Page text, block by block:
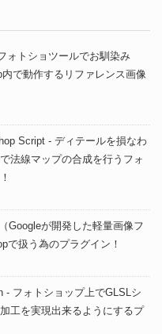
ォトショツールでお馴染み
で動作するリファレンス画像
Script - ディテールを損なわ
法線マップの合成を行うフォ
Googleが開発した軽量画像フ
で扱う為のプラグイン！
- フォトショップ上でGLSLシ
工を実現出来るようにするプ